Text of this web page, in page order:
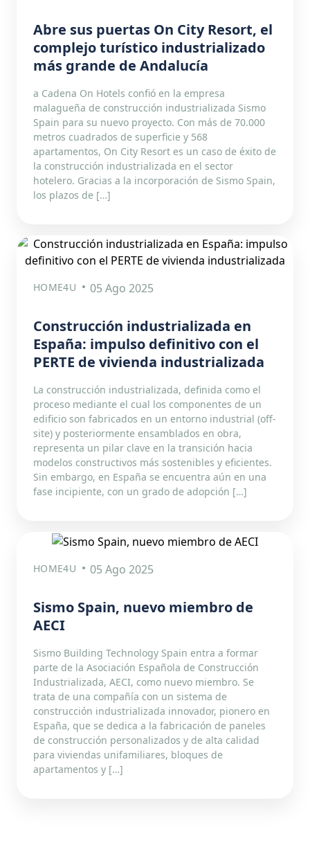
Abre sus puertas On City Resort, el
complejo turístico industrializado
más grande de Andalucía
a Cadena On Hotels confió en la empresa
malagueña de construcción industrializada Sismo
Spain para su nuevo proyecto. Con más de 70.000
metros cuadrados de superficie y 568
apartamentos, On City Resort es un caso de éxito de
la construcción industrializada en el sector
hotelero. Gracias a la incorporación de Sismo Spain,
los plazos de […]
HOME4U 05 Ago 2025
Construcción industrializada en
España: impulso definitivo con el
PERTE de vivienda industrializada
La construcción industrializada, definida como el
proceso mediante el cual los componentes de un
edificio son fabricados en un entorno industrial (off-
site) y posteriormente ensamblados en obra,
representa un pilar clave en la transición hacia
modelos constructivos más sostenibles y eficientes.
Sin embargo, en España se encuentra aún en una
fase incipiente, con un grado de adopción […]
HOME4U 05 Ago 2025
Sismo Spain, nuevo miembro de
AECI
Sismo Building Technology Spain entra a formar
parte de la Asociación Española de Construcción
Industrializada, AECI, como nuevo miembro. Se
trata de una compañía con un sistema de
construcción industrializada innovador, pionero en
España, que se dedica a la fabricación de paneles
de construcción personalizados y de alta calidad
para viviendas unifamiliares, bloques de
apartamentos y […]